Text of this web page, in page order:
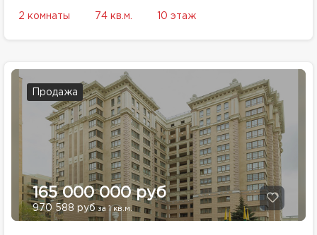
2 комнаты 74 кв.м. 10 этаж
Продажа
165 000 000 руб
970 588 руб за 1 кв.м.